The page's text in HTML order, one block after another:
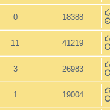
0 18388
11 41219
3 26983
1 19004